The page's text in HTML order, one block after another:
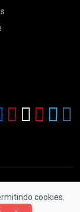
cookies.